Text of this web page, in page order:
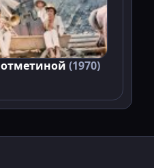
отметиной (1970)